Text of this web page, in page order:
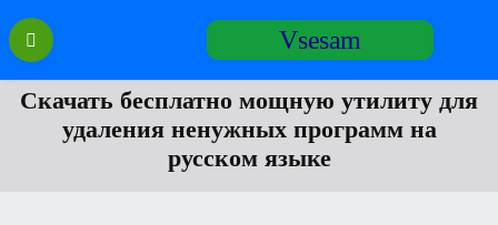
Перейти
содержанию
Vsesam
Скачать бесплатно мощную утилиту для
удаления ненужных программ на
русском языке